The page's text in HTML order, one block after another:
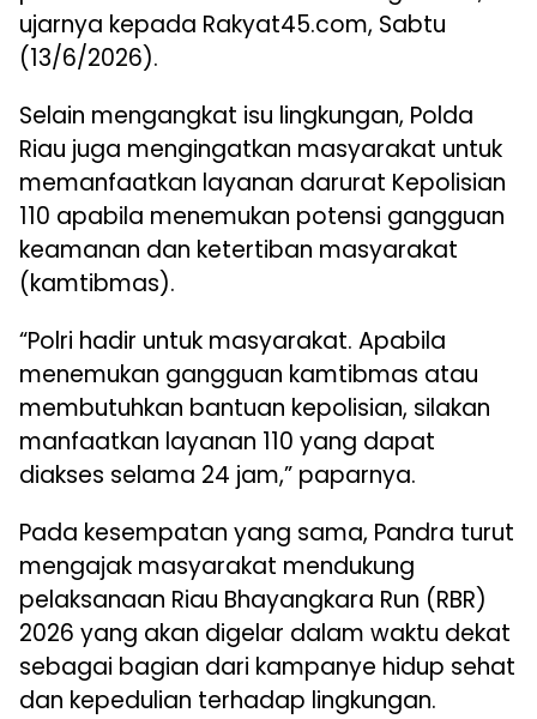
ujarnya kepada Rakyat45.com, Sabtu
(13/6/2026).
Selain mengangkat isu lingkungan, Polda
Riau juga mengingatkan masyarakat untuk
memanfaatkan layanan darurat Kepolisian
110 apabila menemukan potensi gangguan
keamanan dan ketertiban masyarakat
(kamtibmas).
“Polri hadir untuk masyarakat. Apabila
menemukan gangguan kamtibmas atau
membutuhkan bantuan kepolisian, silakan
manfaatkan layanan 110 yang dapat
diakses selama 24 jam,” paparnya.
Pada kesempatan yang sama, Pandra turut
mengajak masyarakat mendukung
pelaksanaan Riau Bhayangkara Run (RBR)
2026 yang akan digelar dalam waktu dekat
sebagai bagian dari kampanye hidup sehat
dan kepedulian terhadap lingkungan.